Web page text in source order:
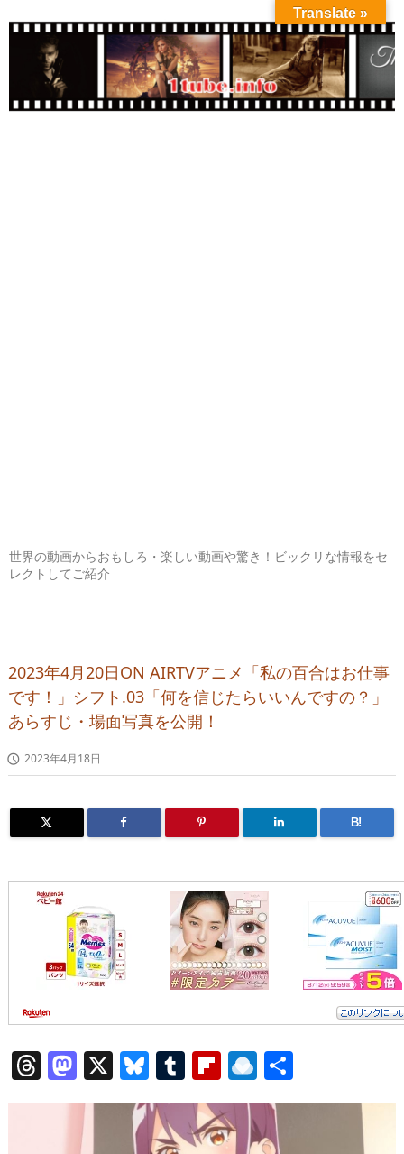
世界の動画からおもしろ・楽しい動画や驚き！ビックリな情報をセ
レクトしてご紹介
2023年4月20日ON AIRTVアニメ「私の百合はお仕事
です！」シフト.03「何を信じたらいいんですの？」
あらすじ・場面写真を公開！
 2023年4月18日
B!
T
h
M
a
st
X Bl
u
e
T
u
m
Fl
ip
b
R
ai
n
有
Translate »